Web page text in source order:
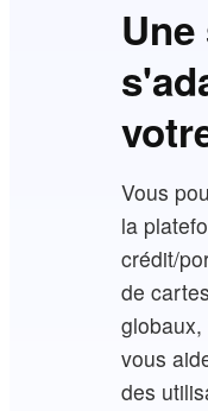
Vous
la
crédit/
de
vous
des